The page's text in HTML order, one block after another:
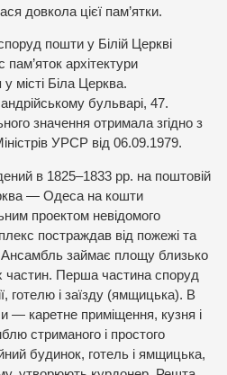
довкола цієї пам’ятки.
пошти у Білій Церкві
архітектури
місті Біла Церква.
бульварі, 47.
значення отримала згідно з
УРСР від 06.09.1979.
в 1825–1833 рр. на поштовій
— Одеса на кошти
проектом невідомого
постраждав від пожежі та
Ансамбль займає площу близько
частин. Перша частина споруд
готелю і заїзду (ямщицька). В
— каретне приміщення, кузня і
стриманого і простого
будинок, готель і ямщицька,